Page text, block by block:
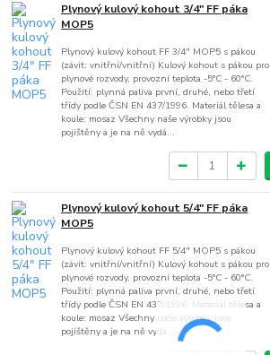
Plynový kulový kohout 3/4" FF páka
MOP5
Plynový kulový kohout FF 3/4" MOP5 s pákou
(závit: vnitřní/vnitřní) Kulový kohout s pákou pro
plynové rozvody, provozní teplota -5°C - 60°C.
Použití: plynná paliva první, druhé, nebo třetí
třídy podle ČSN EN 437/1996. Materiál tělesa a
koule: mosaz Všechny naše výrobky jsou
pojištěny a je na ně vydá...
Plynový kulový kohout 5/4" FF páka
MOP5
Plynový kulový kohout FF 5/4" MOP5 s pákou
(závit: vnitřní/vnitřní) Kulový kohout s pákou pro
plynové rozvody, provozní teplota -5°C - 60°C.
Použití: plynná paliva první, druhé, nebo třetí
třídy podle ČSN EN 437/1996. Materiál tělesa a
koule: mosaz Všechny naše výrobky jsou
pojištěny a je na ně vydá...